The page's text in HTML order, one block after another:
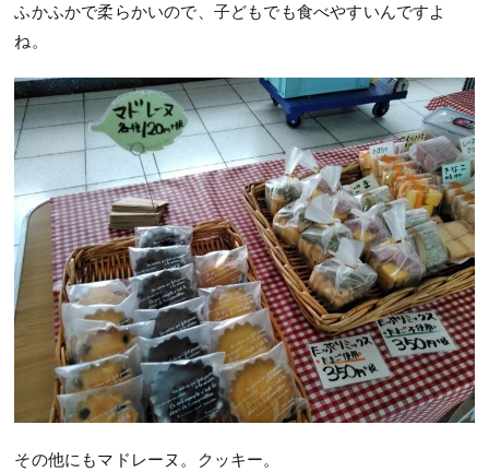
ふかふかで柔らかいので、子どもでも食べやすいんですよ
ね。
その他にもマドレーヌ。クッキー。